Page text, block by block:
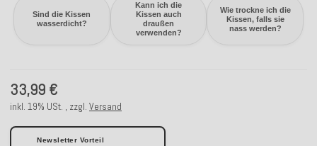
Sind die Kissen
wasserdicht?
Kann ich die
Kissen auch
draußen
verwenden?
Wie trockne ich die
Kissen, falls sie
nass werden?
33,99 €
inkl. 19% USt. , zzgl. Versand
Newsletter Vorteil